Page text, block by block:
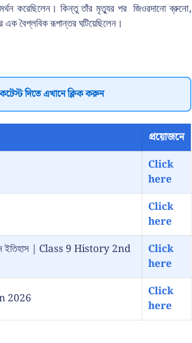
করেছিলেন। কিন্তু তাঁর মৃত্যুর পর জিওরদানো ব্রুনো,
এক বৈপ্লবিক রূপান্তর ঘটিয়েছিলেন।
দিতে এখানে ক্লিক করুন
প্রয়োজনে
Click
here
Click
here
ইতিহাস | Class 9 History 2nd
Click
here
2026
Click
here